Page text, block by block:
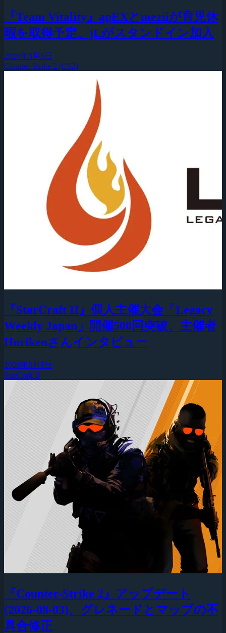
『Team Vitality』apEXとmeziiが育児休
暇を取得予定、jLがスタンドイン加入
2026年8月5日
Counter-Strike 2 (CS2)
『StarCraft II』個人主催大会「Legacy
Weekly Japan」開催500回突破、主催者
Horikenさんインタビュー
2026年8月5日
StarCraft II
『Counter-Strike 2』アップデート
(2026-08-03)、グレネードとマップの不
具合修正